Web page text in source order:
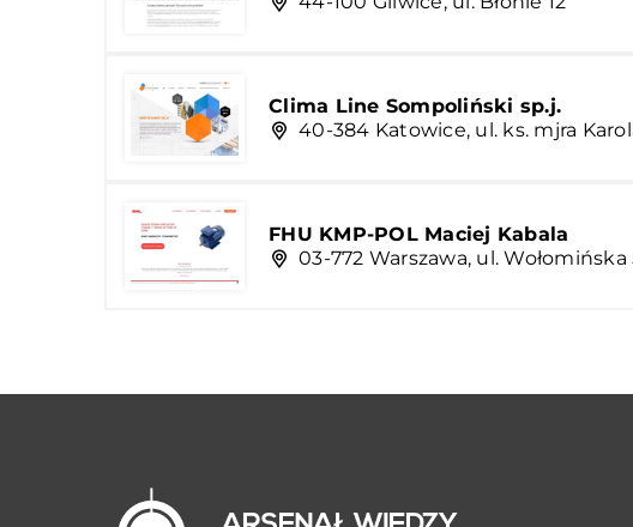
Clima Line Sompoliński sp.j.
40-384 Katowice, ul. ks. mjra
FHU KMP-POL Maciej Kabala
03-772 Warszawa, ul. Wołomińska